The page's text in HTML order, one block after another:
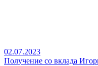
02.07.2023
Получение со вклада